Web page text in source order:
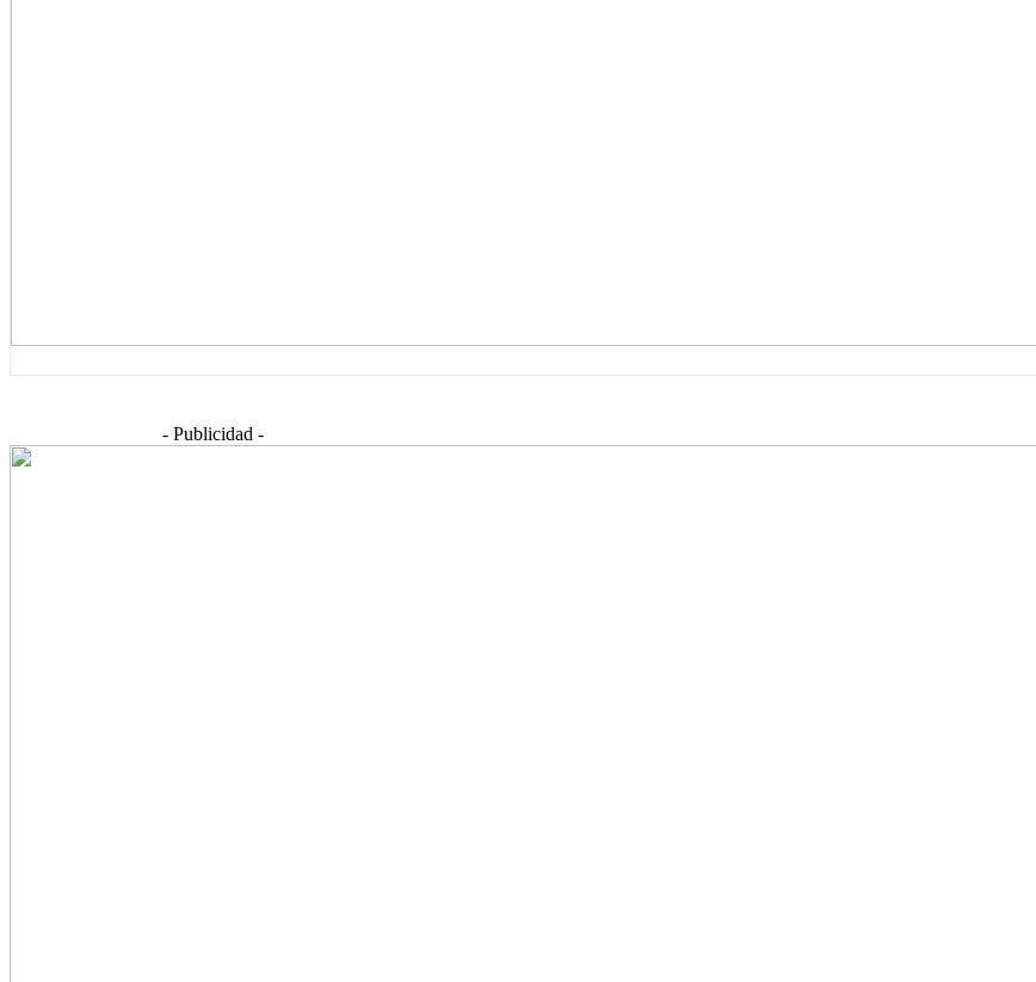
- Publicidad -